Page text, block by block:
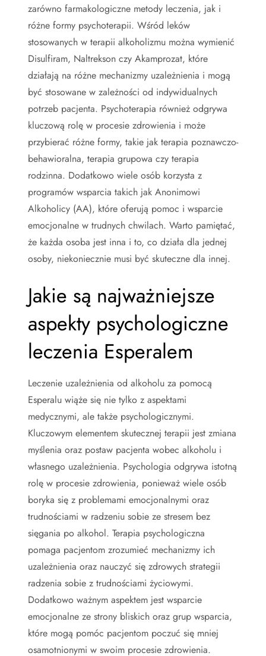
zarówno farmakologiczne metody leczenia, jak i
różne formy psychoterapii. Wśród leków
stosowanych w terapii alkoholizmu można wymienić
Disulfiram, Naltrekson czy Akamprozat, które
działają na różne mechanizmy uzależnienia i mogą
być stosowane w zależności od indywidualnych
potrzeb pacjenta. Psychoterapia również odgrywa
kluczową rolę w procesie zdrowienia i może
przybierać różne formy, takie jak terapia poznawczo-
behawioralna, terapia grupowa czy terapia
rodzinna. Dodatkowo wiele osób korzysta z
programów wsparcia takich jak Anonimowi
Alkoholicy (AA), które oferują pomoc i wsparcie
emocjonalne w trudnych chwilach. Warto pamiętać,
że każda osoba jest inna i to, co działa dla jednej
osoby, niekoniecznie musi być skuteczne dla innej.
Jakie są najważniejsze
aspekty psychologiczne
leczenia Esperalem
Leczenie uzależnienia od alkoholu za pomocą
Esperalu wiąże się nie tylko z aspektami
medycznymi, ale także psychologicznymi.
Kluczowym elementem skutecznej terapii jest zmiana
myślenia oraz postaw pacjenta wobec alkoholu i
własnego uzależnienia. Psychologia odgrywa istotną
rolę w procesie zdrowienia, ponieważ wiele osób
boryka się z problemami emocjonalnymi oraz
trudnościami w radzeniu sobie ze stresem bez
sięgania po alkohol. Terapia psychologiczna
pomaga pacjentom zrozumieć mechanizmy ich
uzależnienia oraz nauczyć się zdrowych strategii
radzenia sobie z trudnościami życiowymi.
Dodatkowo ważnym aspektem jest wsparcie
emocjonalne ze strony bliskich oraz grup wsparcia,
które mogą pomóc pacjentom poczuć się mniej
osamotnionymi w swoim procesie zdrowienia.